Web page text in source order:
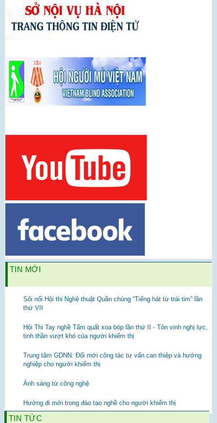
TIN MỚI
Sôi nổi Hội thi Nghệ thuật Quần chúng “Tiếng hát từ trái tim” lần
thứ VII
Hội Thi Tay nghề Tẩm quất xoa bóp lần thứ II - Tôn vinh nghị lực,
tinh thần vượt khó của người khiếm thị
Trung tâm GDNN: Đổi mới công tác tư vấn can thiệp và hướng
nghiệp cho người khiếm thị
Ánh sáng từ công nghệ
Hướng đi mới trong đào tạo nghề cho người khiếm thị
TIN TỨC